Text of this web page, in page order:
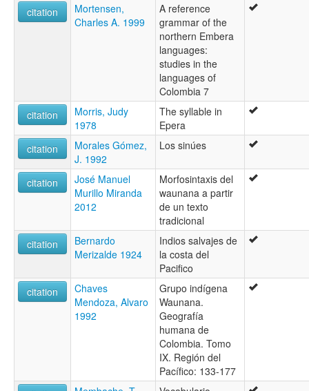
citation
Mortensen,
Charles A. 1999
A reference
grammar of the
northern Embera
languages:
studies in the
languages of
Colombia 7
citation
Morris, Judy
1978
The syllable in
Epera
citation
Morales Gómez,
J. 1992
Los sinúes
citation
José Manuel
Murillo Miranda
2012
Morfosintaxis del
waunana a partir
de un texto
tradicional
citation
Bernardo
Merizalde 1924
Indios salvajes de
la costa del
Pacifico
citation
Chaves
Mendoza, Alvaro
1992
Grupo indígena
Waunana.
Geografía
humana de
Colombia. Tomo
IX. Región del
Pacífico: 133-177